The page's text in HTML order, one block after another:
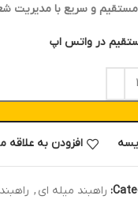
و سریع با مدیریت
در واتس اپ
افزودن به علاقه
راهبند میله ای ,